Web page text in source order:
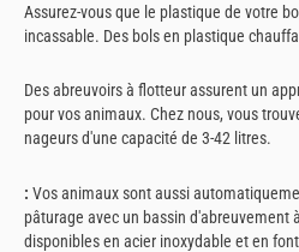
Assurez-vous que le plastique de votre
incassable. Des bols en plastique
Des abreuvoirs à flotteur assurent un
pour vos animaux. Chez nous, vous
nageurs d'une capacité de 3-42 litres.
: Vos animaux sont aussi
pâturage avec un bassin d'abreuvement
disponibles en acier inoxydable et en